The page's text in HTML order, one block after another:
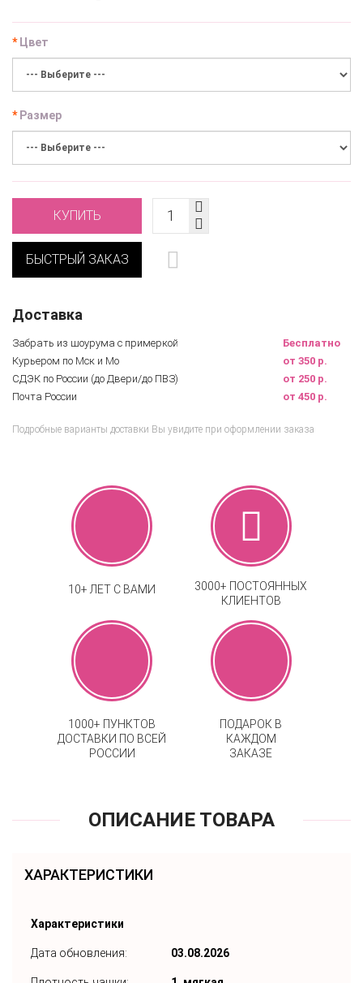
Цвет
Размер
КУПИТЬ
БЫСТРЫЙ ЗАКАЗ
Доставка
Забрать из шоурума с примеркой
Бесплатно
Курьером по Мск и Мо
от 350 р.
СДЭК по России (до Двери/до ПВЗ)
от 250 р.
Почта России
от 450 р.
Подробные варианты доставки Вы увидите при оформлении заказа
10+ ЛЕТ С ВАМИ
3000+ ПОСТОЯННЫХ
КЛИЕНТОВ
1000+ ПУНКТОВ
ДОСТАВКИ ПО ВСЕЙ
РОССИИ
ПОДАРОК В
КАЖДОМ
ЗАКАЗЕ
ОПИСАНИЕ ТОВАРА
ХАРАКТЕРИСТИКИ
Характеристики
Дата обновления: 03.08.2026